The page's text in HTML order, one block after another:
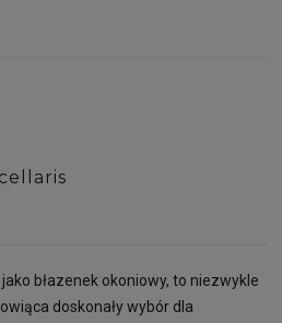
błazenek okoniowy, to niezwykle
doskonały wybór dla